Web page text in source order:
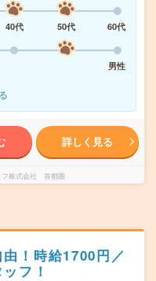
40代 50代
60代
男性
詳しく見る
フ株式会社 首都圏
！時給1700円／
フ！